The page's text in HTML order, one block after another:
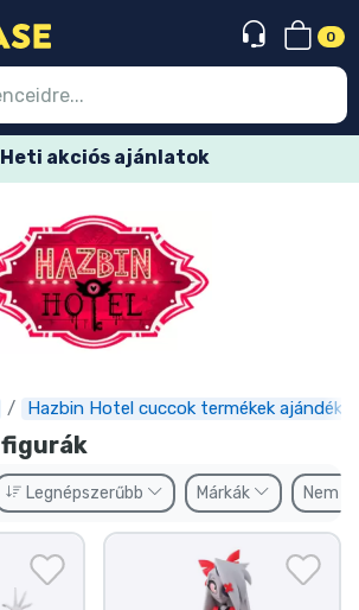
0
Heti akciós ajánlatok
Hazbin Hotel cuccok termékek
figurák
Legnépszerűbb Márkák Nem
cuccok